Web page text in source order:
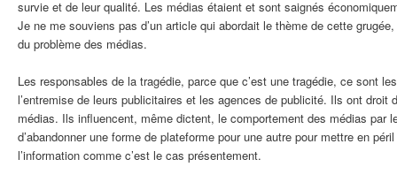
survie et de leur qualité. Les médias étaient et sont saignés
Je ne me souviens pas d’un article qui abordait le thème de cette
du problème des médias.
Les responsables de la tragédie, parce que c’est une tragédie, ce sont
l’entremise de leurs publicitaires et les agences de publicité. Ils ont droit
médias. Ils influencent, même dictent, le comportement des médias par
d’abandonner une forme de plateforme pour une autre pour mettre en
l’information comme c’est le cas présentement.